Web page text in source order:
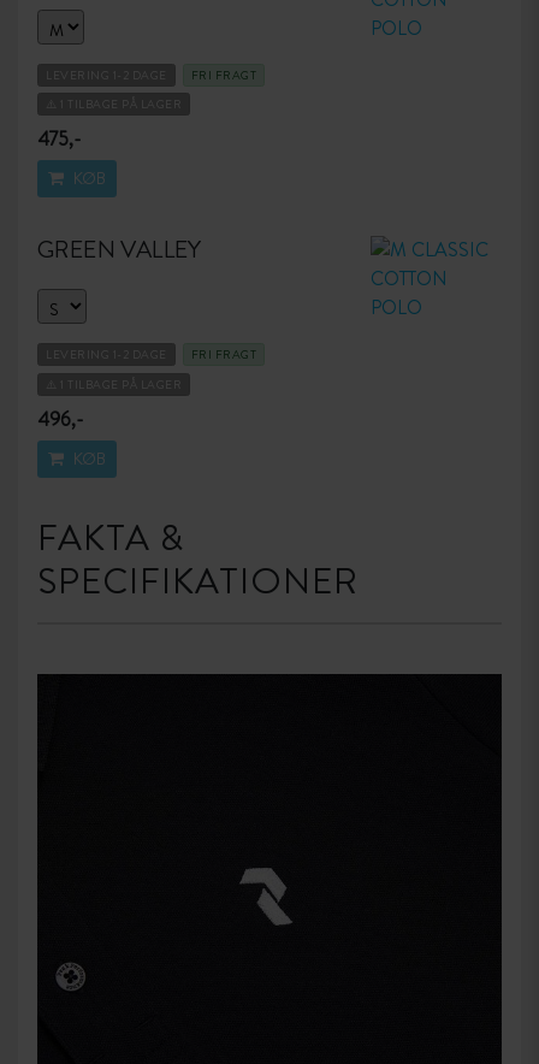
LEVERING 1-2 DAGE
FRI FRAGT
⚠️ 1 TILBAGE PÅ LAGER
475,-
KØB
GREEN VALLEY
LEVERING 1-2 DAGE
FRI FRAGT
⚠️ 1 TILBAGE PÅ LAGER
496,-
KØB
FAKTA &
SPECIFIKATIONER